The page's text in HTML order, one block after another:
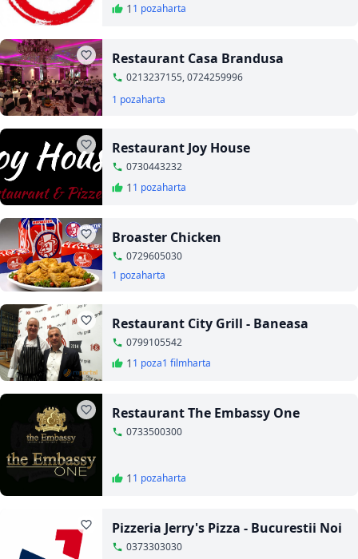
1 1 pozaharta
Restaurant Casa Brandusa
0213237155, 0724259996
1 pozaharta
Restaurant Joy House
0730443232
1 1 pozaharta
Broaster Chicken
0729605030
1 pozaharta
Restaurant City Grill - Baneasa
0799105542
1 1 poza1 filmharta
Restaurant The Embassy One
0733500300
1 1 pozaharta
Pizzeria Jerry's Pizza - Bucurestii Noi
0373303030